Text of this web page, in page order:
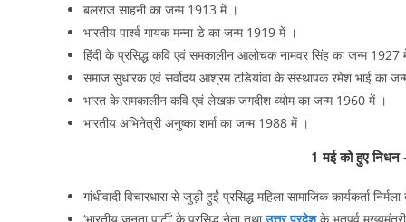
बलराज साहनी का जन्म 1913 में ।
भारतीय पार्श्व गायक मन्ना डे का जन्म 1919 में ।
हिंदी के प्रसिद्ध कवि एवं समकालीन आलोचक नामवर सिंह का जन्म 1927
समाज सुधारक एवं सर्वोदय आश्रम टडियांवा के संस्थापक रमेश भाई का
भारत के समकालीन कवि एवं लेखक जगदीश व्योम का जन्म 1960 में ।
भारतीय अभिनेत्री अनुष्का शर्मा का जन्म 1988 में ।
1 मई को हुए
गांधीवादी विचारधारा से जुड़ी हुईं प्रसिद्ध महिला सामाजिक कार्यकर्ता